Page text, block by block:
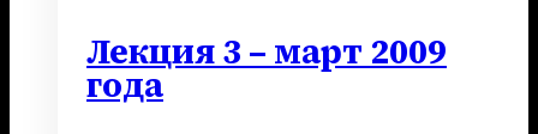
Лекция 3 – март 2009
года